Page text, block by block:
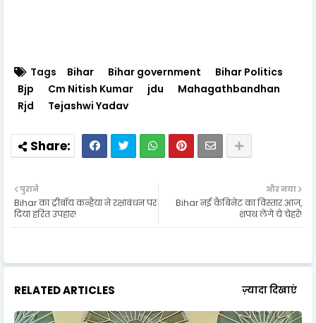
Tags Bihar Bihar government
Bihar Politics
Bjp
Cm Nitish Kumar jdu
Mahagathbandhan
Rjd
Tejashwi Yadav
और नया
Bihar नई कैबिनेट का विस्तार आज,
शपथ लेंगे ये चेहरे!
पुराने
Bihar का ट्रीबॉय कन्हैया ने रक्षाबंधन पर
दिया हरित उपहार!
RELATED ARTICLES ज़्यादा दिखाएं